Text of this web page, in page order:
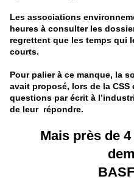
Les associations environne
heures à consulter les
regrettent que les temps qui
courts.
Pour palier à ce manque, la
avait proposé, lors de la CSS
questions par écrit à
de leur répondre.
Mais près de